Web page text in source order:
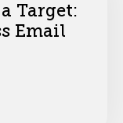
Target:
Email